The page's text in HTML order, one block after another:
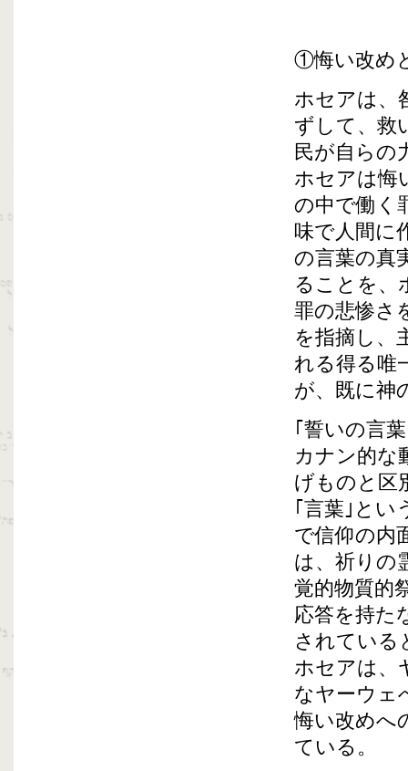
①悔い改め
ホセアは、
ずして、救
民が自らの
ホセアは悔
の中で働く
味で人間に
の言葉の真
ることを、
罪の悲惨さ
を指摘し、
れる得る唯
が、既に神
｢誓いの言
カナン的な
げものと区
｢言葉｣とい
で信仰の内
は、祈りの
覚的物質的
応答を持た
されている
ホセアは、
なヤーウェ
悔い改めへ
ている。